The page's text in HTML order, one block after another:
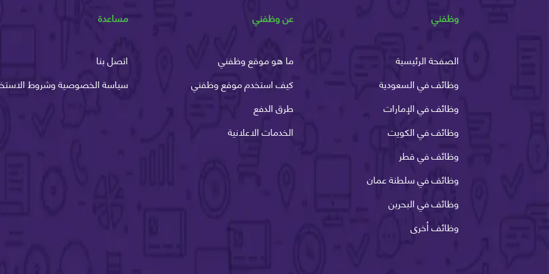
وظفني
الصفحة الرئيسية
وظائف في السعودية
وظائف في الإمارات
وظائف في الكويت
وظائف في قطر
وظائف في سلطنة عمان
وظائف في البحرين
وظائف أخرى
عن وظفني
ما هو موقع وظفني
كيف استخدم موقع وظفني
طرق الدفع
الخدمات الاعلانية
مساعدة
اتصل بنا
سياسة الخصوصية وشروط